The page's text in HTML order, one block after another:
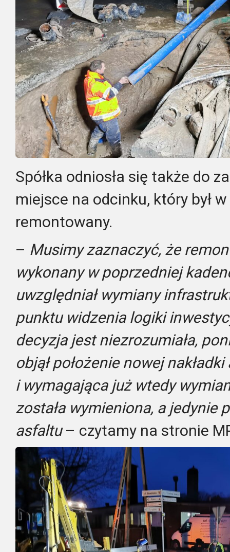
Spółka odniosła się także do
miejsce na odcinku, który był w
remontowany.
– Musimy zaznaczyć, że
wykonany w poprzedniej
uwzględniał wymiany
punktu widzenia logiki
decyzja jest niezrozumiała,
objął położenie nowej
i wymagająca już wtedy
została wymieniona, a jedynie
asfaltu– czytamy na stronie